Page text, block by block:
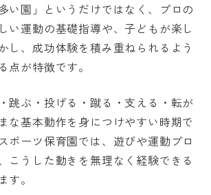
い園」というだけではなく、プロの
い運動の基礎指導や、子どもが楽し
し、成功体験を積み重ねられるよう
点が特徴です。
跳ぶ・投げる・蹴る・支える・転が
な基本動作を身につけやすい時期で
ポーツ保育園では、遊びや運動プロ
こうした動きを無理なく経験できる
す。